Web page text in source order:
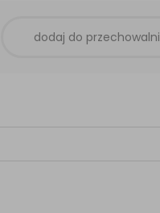
dodaj do przechowalni